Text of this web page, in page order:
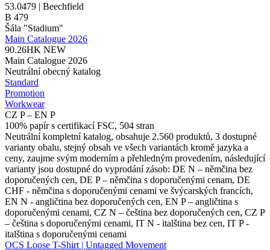
53.0479 | Beechfield
B 479
Šála "Stadium"
Main Catalogue 2026
90.26HK NEW
Main Catalogue 2026
Neutrální obecný katalog
Standard
Promotion
Workwear
CZ P – EN P
100% papír s certifikací FSC, 504 stran
Neutrální kompletní katalog, obsahuje 2.560 produktů, 3 dostupné
varianty obalu, stejný obsah ve všech variantách kromě jazyka a
ceny, zaujme svým moderním a přehledným provedením, následující
varianty jsou dostupné do vyprodání zásob: DE N – němčina bez
doporučených cen, DE P – němčina s doporučenými cenam, DE
CHF - němčina s doporučenými cenami ve švýcarských francích,
EN N - angličtina bez doporučených cen, EN P – angličtina s
doporučenými cenami, CZ N – čeština bez doporučených cen, CZ P
– čeština s doporučenými cenami, IT N - italština bez cen, IT P -
italština s doporučenými cenami
OCS Loose T-Shirt | Untagged Movement